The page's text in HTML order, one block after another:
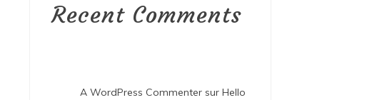
Recent Comments
A WordPress Commenter surHello